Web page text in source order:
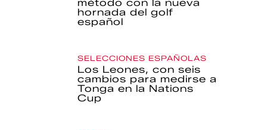
método con la nueva
hornada del golf
español
SELECCIONES ESPAÑOLAS
Los Leones, con seis
cambios para medirse a
Tonga en la Nations
Cup